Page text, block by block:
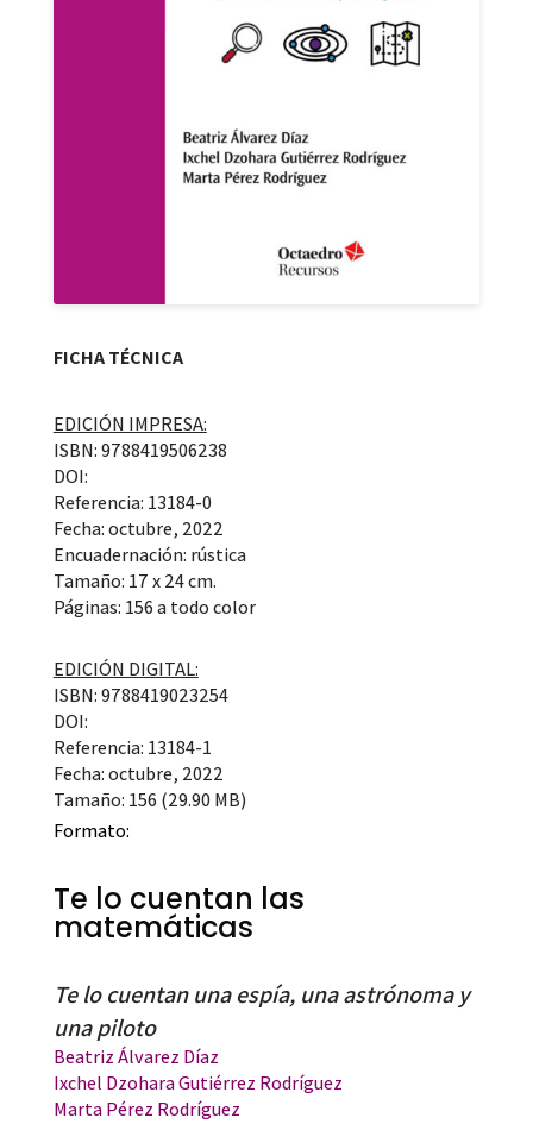
FICHA TÉCNICA
EDICIÓN IMPRESA:
ISBN: 9788419506238
DOI:
Referencia: 13184-0
Fecha: octubre, 2022
Encuadernación: rústica
Tamaño: 17 x 24 cm.
Páginas: 156 a todo color
EDICIÓN DIGITAL:
ISBN: 9788419023254
DOI:
Referencia: 13184-1
Fecha: octubre, 2022
Tamaño: 156 (29.90 MB)
Formato:
Te lo cuentan las
matemáticas
Te lo cuentan una espía, una astrónoma y
una piloto
Beatriz Álvarez Díaz
Ixchel Dzohara Gutiérrez Rodríguez
Marta Pérez Rodríguez